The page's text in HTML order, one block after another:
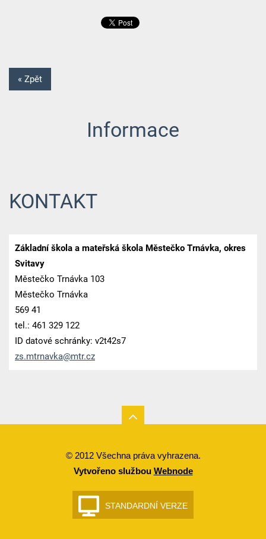
« Zpět
Informace
KONTAKT
Základní škola a mateřská škola Městečko Trnávka, okres
Svitavy
Městečko Trnávka 103
Městečko Trnávka
569 41
tel.: 461 329 122
ID datové schránky: v2t42s7
zs.mtrnavka@mtr.cz
© 2012 Všechna práva vyhrazena.
Vytvořeno službou Webnode
STANDARDNÍ VERZE